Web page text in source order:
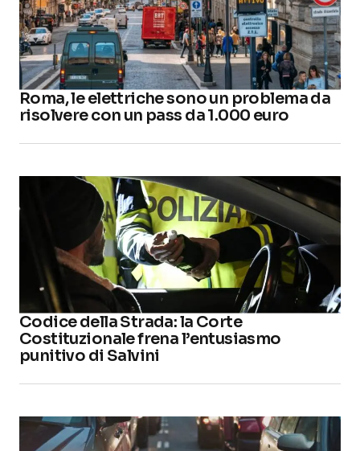
Roma, le elettriche sono un problema da
risolvere con un pass da 1.000 euro
Codice della Strada: la Corte
Costituzionale frena l’entusiasmo
punitivo di Salvini